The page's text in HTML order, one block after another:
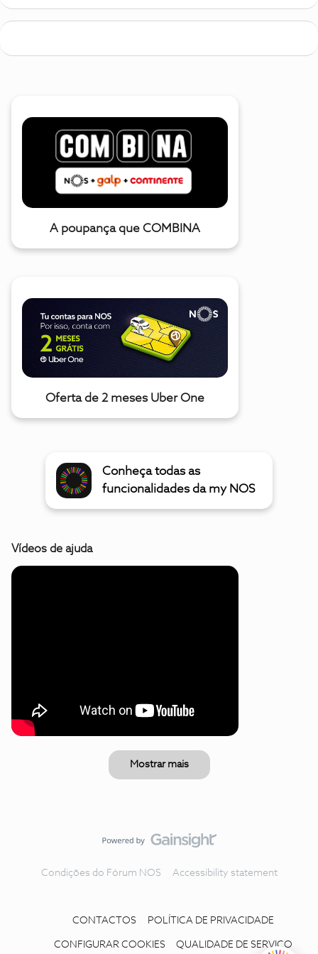
A poupança que COMBINA
Oferta de 2 meses Uber One
Conheça todas as
funcionalidades da my NOS
Vídeos de ajuda
Mostrar mais
Condições do Fórum NOS Accessibility statement
CONTACTOS POLÍTICA DE PRIVACIDADE
CONFIGURAR COOKIES QUALIDADE DE SERVIÇO